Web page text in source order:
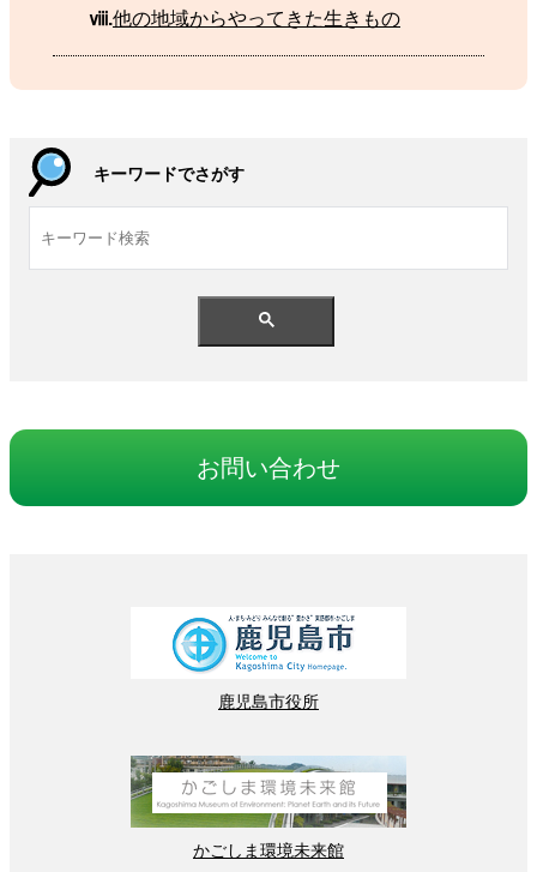
ⅷ.他の地域からやってきた生きもの
キーワードでさがす
お問い合わせ
鹿児島市役所
かごしま 環境未来館